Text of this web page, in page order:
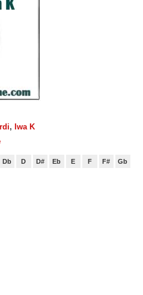
, Iwa K
Db D D# Eb E F F# Gb